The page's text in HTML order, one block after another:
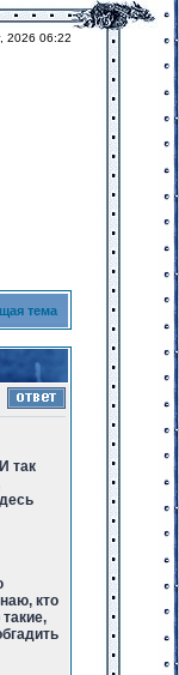
2026 06:22
тема
так
кто